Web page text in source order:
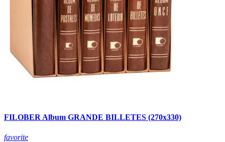
FILOBER Album GRANDE BILLETES (270x330)
favorite